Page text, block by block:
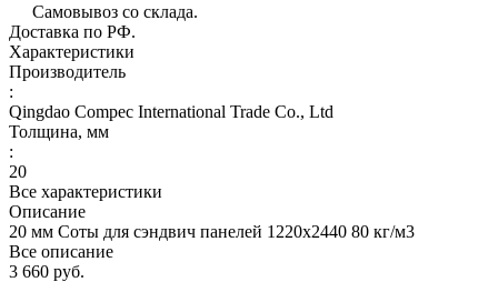
Самовывоз со склада.
Доставка по РФ.
Характеристики
Производитель
:
Qingdao Compec International Trade Co., Ltd
Толщина, мм
:
20
Все характеристики
Описание
20 мм Соты для сэндвич панелей 1220х2440 80 кг/м3
Все описание
3 660 руб.